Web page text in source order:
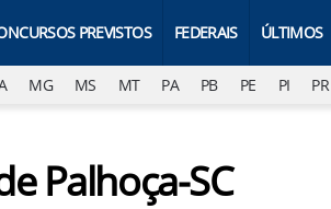
PREVISTOS FEDERAIS ÚLTIMOS
MG MS MT PA PB PE PI PR
Palhoça-SC